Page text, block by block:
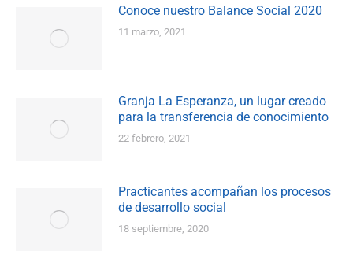
Conoce nuestro Balance Social 2020
11 marzo, 2021
Granja La Esperanza, un lugar creado
para la transferencia de conocimiento
22 febrero, 2021
Practicantes acompañan los procesos
de desarrollo social
18 septiembre, 2020